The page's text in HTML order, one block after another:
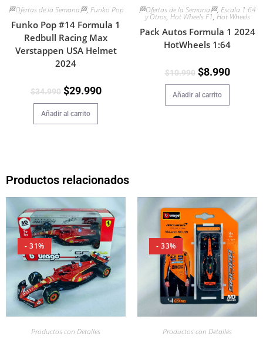
🏁Ofertas de la Semana🏁, Funko Pop
Funko Pop #14 Formula 1
Redbull Racing Max
Verstappen USA Helmet
2024
$34.990 $29.990
Añadir al carrito
🏁Ofertas de la Semana🏁, Escala 1:64
y Otros, Hot Wheels F1, Hot Wheels
Pack Autos Formula 1 2024
HotWheels 1:64
$10.990 $8.990
Añadir al carrito
Productos relacionados
- 31%
Productos con Detalles
- 33%
Productos con Detalles